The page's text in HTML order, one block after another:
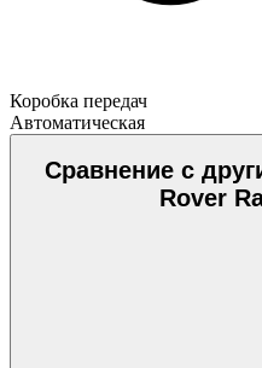
Коробка передач
Автоматическая
Сравнение с
Rover